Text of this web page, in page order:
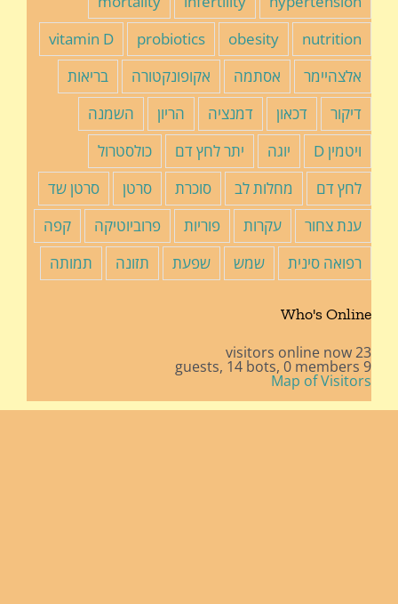
nutrition
obesity
probiotics
vitamin D
אלצהיימר
אסתמה אקופונקטורה
בריאות
דיקור
דכאון דמנציה הריון
השמנה
ויטמין D
יוגה יתר לחץ דם
כולסטרול
לחץ דם
מחלות לב סוכרת סרטן
סרטן שד
ענת צחור
עקרות פוריות פרוביוטיקה
קפה
רפואה סינית
שמש שפעת תזונה תמותה
Who's Online
23 visitors online now
9 guests,
14 bots, 0 members
Map of Visitors